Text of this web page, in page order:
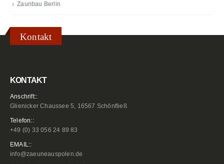
Zaunbau Berlin
Kontakt
KONTAKT
Anschrift::
Glienicker Chaussee 5, 16567 Schönfließ
Telefon::
+49 (0) 33 056 24 89 83
EMAIL::
info@zaeuneauspolen.de